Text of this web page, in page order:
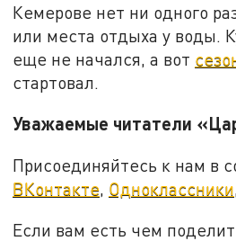
Кемерове нет ни одного
или места отдыха у воды.
еще не начался, а вот
стартовал.
Уважаемые читатели
Присоединяйтесь к нам в
ВКонтакте, Одноклассники
Если вам есть чем